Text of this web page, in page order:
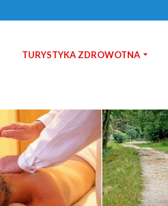
TURYSTYKA ZDROWOTNA